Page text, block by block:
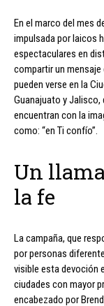
En el marco del mes
impulsada por laicos
espectaculares en
compartir un
pueden verse en la
Guanajuato y
encuentran con la
como: “en Ti confío”.
Un
la fe
La campaña, que
por personas
visible esta devoción
ciudades con mayor
encabezado por